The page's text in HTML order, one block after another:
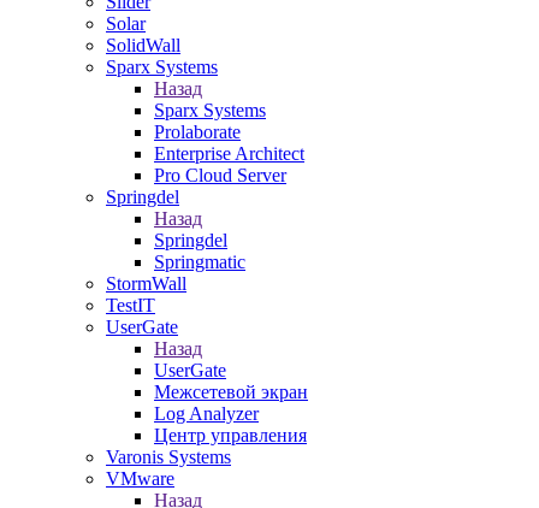
Solar
SolidWall
Sparx Systems
Назад
Sparx Systems
Prolaborate
Enterprise Architect
Pro Cloud Server
Springdel
Назад
Springdel
Springmatic
StormWall
TestIT
UserGate
Назад
UserGate
Межсетевой экран
Log Analyzer
Центр управления
Varonis Systems
VMware
Назад